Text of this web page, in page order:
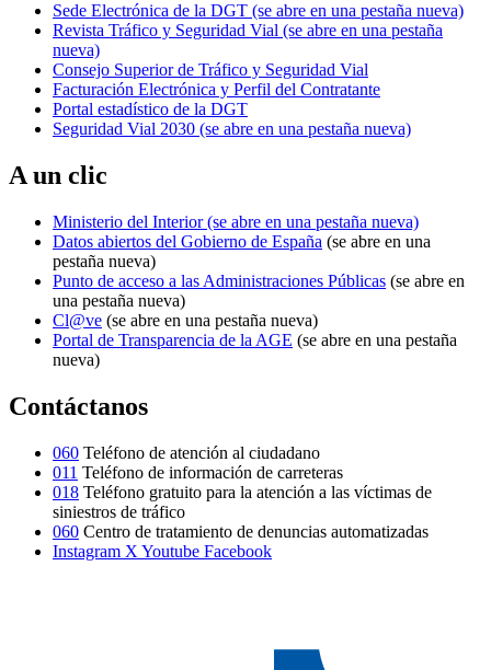
Sede Electrónica de la DGT (se abre en una pestaña nueva)
Revista Tráfico y Seguridad Vial (se abre en una pestaña
nueva)
Consejo Superior de Tráfico y Seguridad Vial
Facturación Electrónica y Perfil del Contratante
Portal estadístico de la DGT
Seguridad Vial 2030 (se abre en una pestaña nueva)
A un clic
Ministerio del Interior(se abre en una pestaña nueva)
Datos abiertos del Gobierno de España (se abre en una
pestaña nueva)
Punto de acceso a las Administraciones Públicas (se abre en
una pestaña nueva)
Cl@ve (se abre en una pestaña nueva)
Portal de Transparencia de la AGE (se abre en una pestaña
nueva)
Contáctanos
060 Teléfono de atención al ciudadano
011 Teléfono de información de carreteras
018 Teléfono gratuito para la atención a las víctimas de
siniestros de tráfico
060 Centro de tratamiento de denuncias automatizadas
Instagram X Youtube Facebook